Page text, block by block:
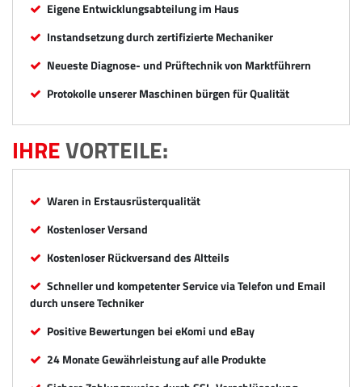
Eigene Entwicklungsabteilung im Haus
Instandsetzung durch zertifizierte Mechaniker
Neueste Diagnose- und Prüftechnik von Marktführern
Protokolle unserer Maschinen bürgen für Qualität
IHREVORTEILE:
Waren in Erstausrüsterqualität
Kostenloser Versand
Kostenloser Rückversand des Altteils
Schneller und kompetenter Service via Telefon und Email
durch unsere Techniker
Positive Bewertungen bei eKomi und eBay
24 Monate Gewährleistung auf alle Produkte